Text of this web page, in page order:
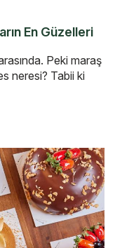
En Güzelleri
Peki maraş
neresi? Tabii ki